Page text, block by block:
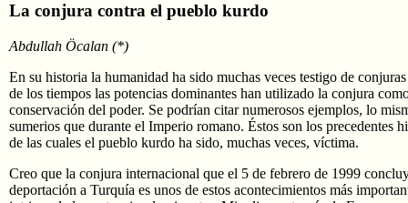
La conjura contra el pueblo kurdo
Abdullah Öcalan (*)
En su historia la humanidad ha sido muchas veces testigo de
de los tiempos las potencias dominantes han utilizado la conjura
conservación del poder. Se podrían citar numerosos ejemplos, lo
sumerios que durante el Imperio romano. Éstos son los precedentes
de las cuales el pueblo kurdo ha sido, muchas veces, víctima.
Creo que la conjura internacional que el 5 de febrero de 1999
deportación a Turquía es unos de estos acontecimientos más